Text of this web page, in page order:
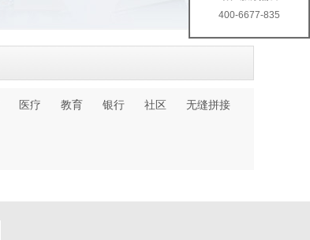
医疗 教育 银行 社区
无缝拼接
400-6677-835